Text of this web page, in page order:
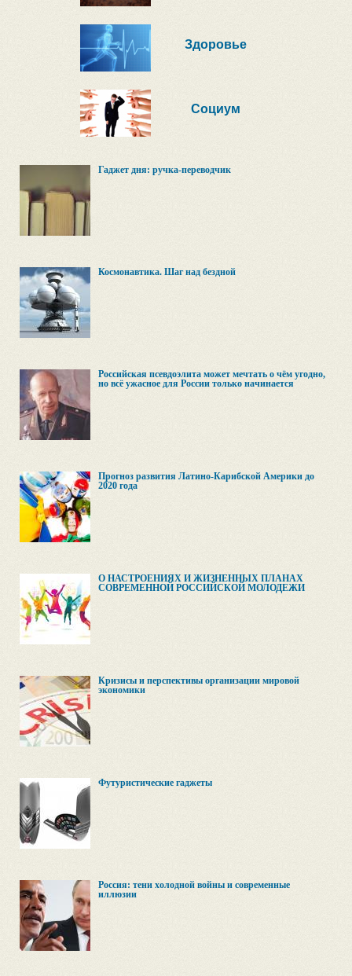
Здоровье
Социум
Гаджет дня: ручка-переводчик
Космонавтика. Шаг над бездной
Российская псевдоэлита может мечтать о чём угодно,
но всё ужасное для России только начинается
Прогноз развития Латино-Карибской Америки до
2020 года
О НАСТРОЕНИЯХ И ЖИЗНЕННЫХ ПЛАНАХ
СОВРЕМЕННОЙ РОССИЙСКОЙ МОЛОДЕЖИ
Кризисы и перспективы организации мировой
экономики
Футуристические гаджеты
Россия: тени холодной войны и современные
иллюзии